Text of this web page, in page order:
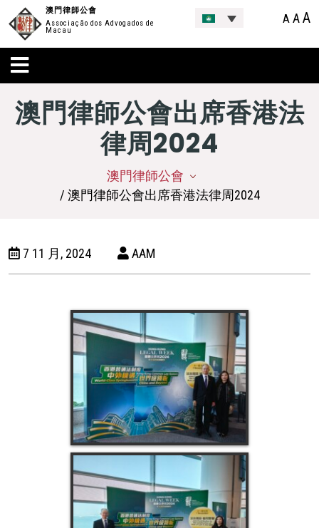
澳門律師公會
Associação dos Advogados de
Macau
A AA
澳門律師公會出席香港法
律周2024
澳門律師公會
/ 澳門律師公會出席香港法律周2024
7 11 月, 2024 AAM